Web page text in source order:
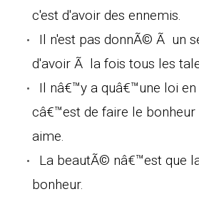
c'est d'avoir des ennemis.
Il n'est pas donnÃ© Ã un
d'avoir Ã la fois tous les
Il nâ€™y a quâ€™une loi
câ€™est de faire le bonheur
aime.
La beautÃ© nâ€™est que
bonheur.